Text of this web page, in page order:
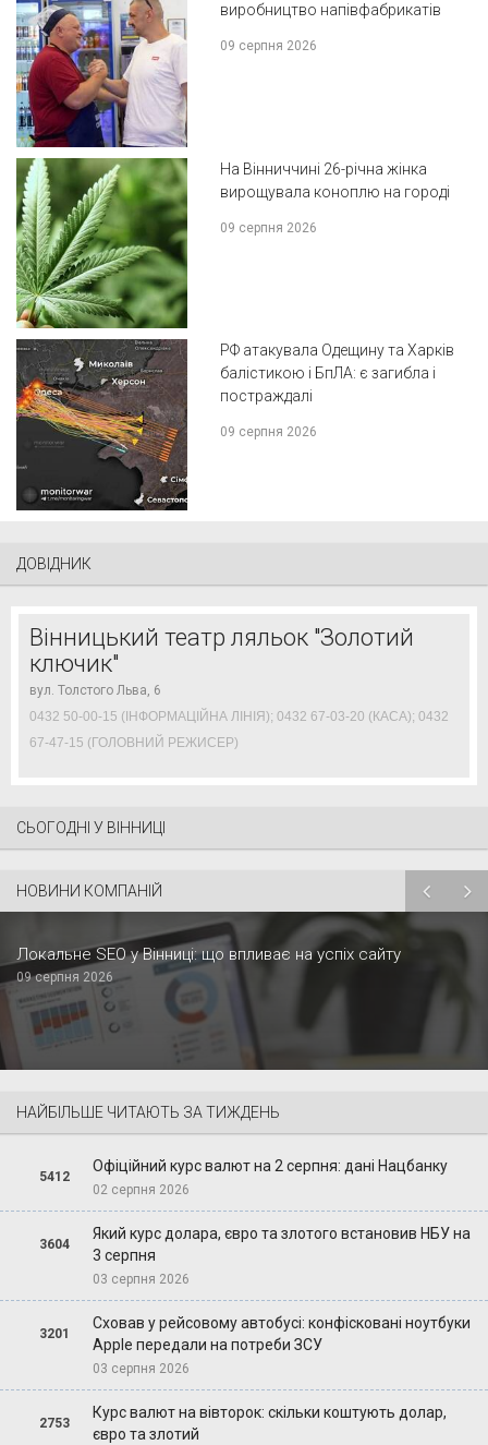
виробництво напівфабрикатів
09 серпня 2026
На Вінниччині 26-річна жінка
вирощувала коноплю на городі
09 серпня 2026
РФ атакувала Одещину та Харків
балістикою і БпЛА: є загибла і
постраждалі
09 серпня 2026
ДОВІДНИК
Вінницький театр ляльок "Золотий
ключик"
вул. Толстого Льва, 6
0432 50-00-15 (ІНФОРМАЦІЙНА ЛІНІЯ); 0432 67-03-20 (КАСА); 0432
67-47-15 (ГОЛОВНИЙ РЕЖИСЕР)
СЬОГОДНІ У ВІННИЦІ
НОВИНИ КОМПАНІЙ
Локальне SEO у Вінниці: що впливає на успіх сайту
09 серпня 2026
НАЙБІЛЬШЕ ЧИТАЮТЬ ЗА ТИЖДЕНЬ
5412
Офіційний курс валют на 2 серпня: дані Нацбанку
02 серпня 2026
3604
Який курс долара, євро та злотого встановив НБУ на
3 серпня
03 серпня 2026
3201
Сховав у рейсовому автобусі: конфісковані ноутбуки
Apple передали на потреби ЗСУ
03 серпня 2026
2753
Курс валют на вівторок: скільки коштують долар,
євро та злотий